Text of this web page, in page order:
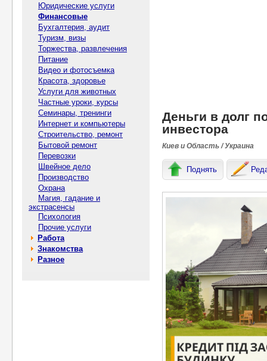
Юридические услуги
Финансовые
Бухгалтерия, аудит
Туризм, визы
Торжества, развлечения
Питание
Видео и фотосъемка
Красота, здоровье
Услуги для животных
Частные уроки, курсы
Семинары, тренинги
Интернет и компьютеры
Строительство, ремонт
Бытовой ремонт
Перевозки
Швейное дело
Производство
Охрана
Магия, гадание и
экстрасенсы
Психология
Прочие услуги
Работа
Знакомства
Разное
Деньги в долг
инвестора
Киев и Область / Украина
Поднять